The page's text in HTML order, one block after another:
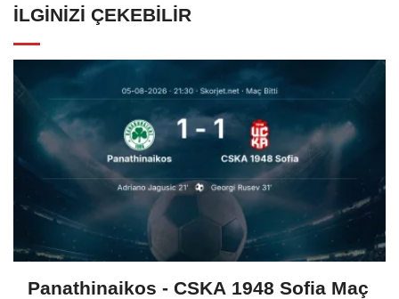
İLGINIZI ÇEKEBILIR
Panathinaikos - CSKA 1948 Sofia Maç